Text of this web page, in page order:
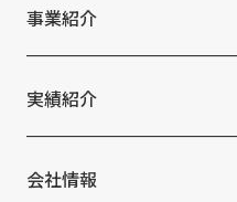
トップメッセージ
私たちの未来ビジョン2046
事業紹介
対応領域
提供サービス・ソリューシ
実績紹介
商業空間
会社情報